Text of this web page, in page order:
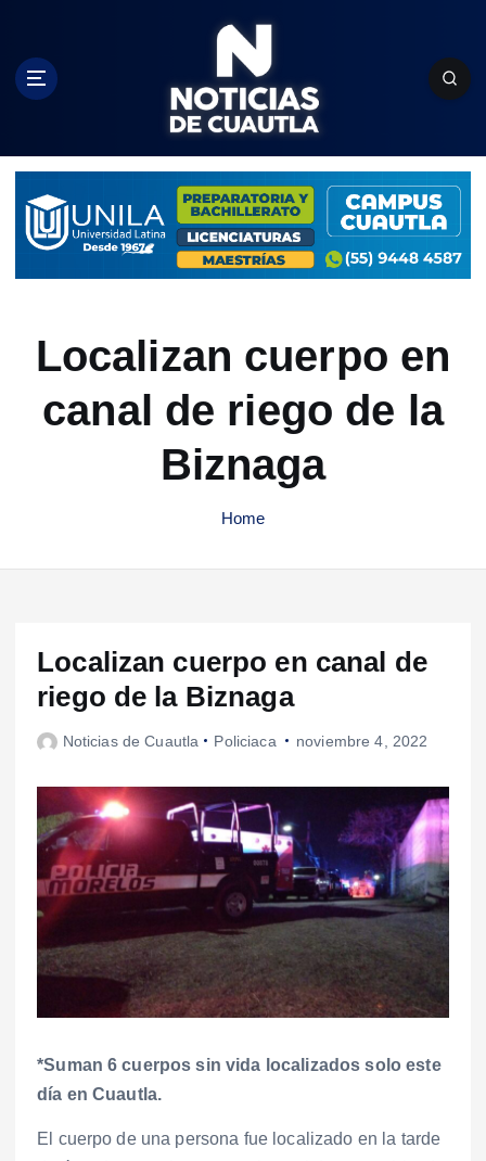
c
Localizan cuerpo en
canal de riego de la
Biznaga
Home
Localizan cuerpo en canal de
riego de la Biznaga
Noticias de Cuautla Policiaca noviembre 4, 2022
*Suman 6 cuerpos sin vida localizados solo este
día en Cuautla.
El cuerpo de una persona fue localizado en la tarde